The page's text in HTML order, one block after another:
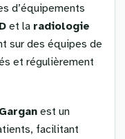
d’équipements
et la radiologie
sur des équipes de
et régulièrement
est un
facilitant